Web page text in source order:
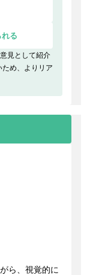
る
見として紹介
め、よりリア
ら、視覚的に